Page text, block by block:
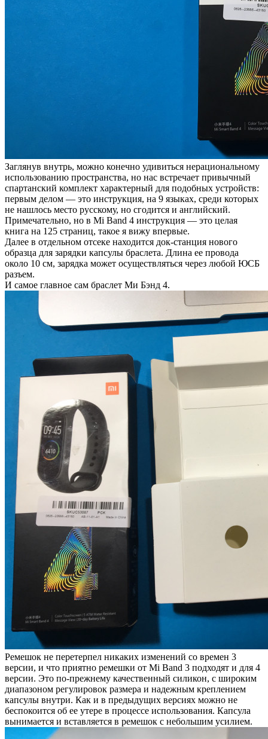
Заглянув внутрь, можно конечно удивиться нерациональному
использованию пространства, но нас встречает привычный
спартанский комплект характерный для подобных устройств:
первым делом — это инструкция, на 9 языках, среди которых
не нашлось место русскому, но сгодится и английский.
Примечательно, но в Mi Band 4 инструкция — это целая
книга на 125 страниц, такое я вижу впервые.
Далее в отдельном отсеке находится док-станция нового
образца для зарядки капсулы браслета. Длина ее провода
около 10 см, зарядка может осуществляться через любой ЮСБ
разъем.
И самое главное сам браслет Ми Бэнд 4.
Ремешок не перетерпел никаких изменений со времен 3
версии, и что приятно ремешки от Mi Band 3 подходят и для 4
версии. Это по-прежнему качественный силикон, с широким
диапазоном регулировок размера и надежным креплением
капсулы внутри. Как и в предыдущих версиях можно не
беспокоится об ее утере в процессе использования. Капсула
вынимается и вставляется в ремешок с небольшим усилием.